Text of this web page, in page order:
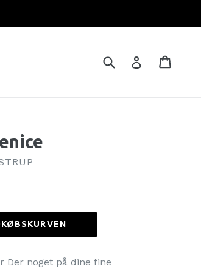
Brug Log ind
Der noget på dine fine